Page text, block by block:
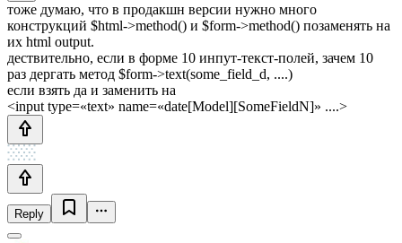
тоже думаю, что в продакшн версии нужно много
конструкций $html->method() и $form->method() позаменять на
их html output.
дествительно, если в форме 10 инпут-текст-полей, зачем 10
раз дергать метод $form->text(some_field_d, ....)
если взять да и заменить на
<input type=«text» name=«date[Model][SomeFieldN]» ....>
Reply